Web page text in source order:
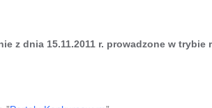
z dnia 15.11.2011 r. prowadzone w